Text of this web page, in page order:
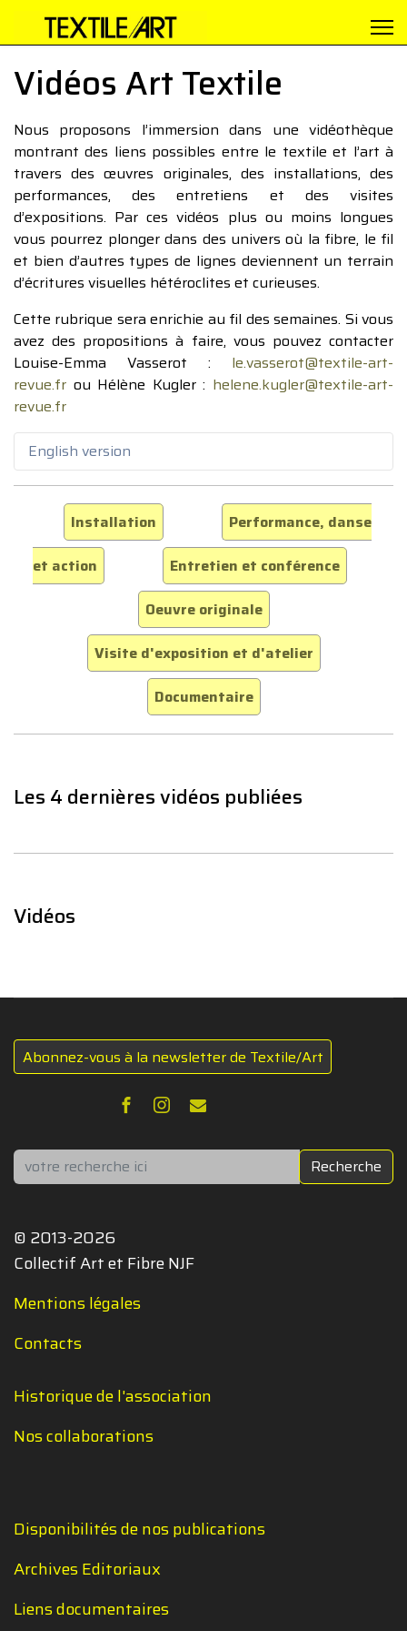
Vidéos Art Textile
Nous proposons l’immersion dans une vidéothèque
montrant des liens possibles entre le textile et l’art à
travers des œuvres originales, des installations, des
performances, des entretiens et des visites
d’expositions. Par ces vidéos plus ou moins longues
vous pourrez plonger dans des univers où la fibre, le fil
et bien d’autres types de lignes deviennent un terrain
d’écritures visuelles hétéroclites et curieuses.
Cette rubrique sera enrichie au fil des semaines. Si vous
avez des propositions à faire, vous pouvez contacter
Louise-Emma Vasserot : le.vasserot@textile-art-
revue.fr ou Hélène Kugler : helene.kugler@textile-art-
revue.fr
English version
Installation
Performance, danse
et action
Entretien et conférence
Oeuvre originale
Visite d'exposition et d'atelier
Documentaire
Les 4 dernières vidéos publiées
Vidéos
Abonnez-vous à la newsletter de Textile/Art
Rechercher Recherche
© 2013-2026
Collectif Art et Fibre NJF
Mentions légales
Contacts
Historique de l'association
Nos collaborations
Disponibilités de nos publications
Archives Editoriaux
Liens documentaires